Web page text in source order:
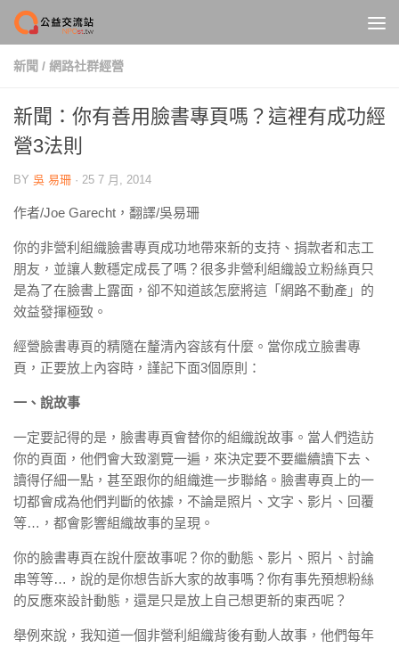
Skip to content
新聞 / 網路社群經營
新聞：你有善用臉書專頁嗎？這裡有成功經
營3法則
BY 吳 易珊 · 25 7 月, 2014
作者/Joe Garecht，翻譯/吳易珊
你的非營利組織臉書專頁成功地帶來新的支持、捐款者和志工
朋友，並讓人數穩定成長了嗎？很多非營利組織設立粉絲頁只
是為了在臉書上露面，卻不知道該怎麼將這「網路不動產」的
效益發揮極致。
經營臉書專頁的精隨在釐清內容該有什麼。當你成立臉書專
頁，正要放上內容時，謹記下面3個原則：
一、說故事
一定要記得的是，臉書專頁會替你的組織說故事。當人們造訪
你的頁面，他們會大致瀏覽一遍，來決定要不要繼續讀下去、
讀得仔細一點，甚至跟你的組織進一步聯絡。臉書專頁上的一
切都會成為他們判斷的依據，不論是照片、文字、影片、回覆
等…，都會影響組織故事的呈現。
你的臉書專頁在說什麼故事呢？你的動態、影片、照片、討論
串等等…，說的是你想告訴大家的故事嗎？你有事先預想粉絲
的反應來設計動態，還是只是放上自己想更新的東西呢？
舉例來說，我知道一個非營利組織背後有動人故事，他們每年